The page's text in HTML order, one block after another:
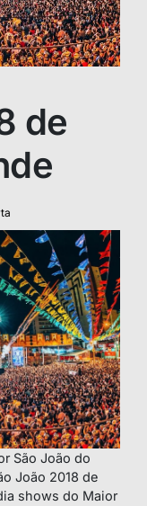
de
São João do
João 2018 de
shows do Maior